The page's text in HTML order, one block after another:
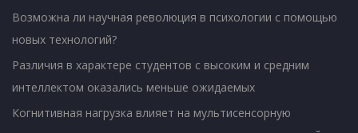
Возможна ли научная революция в психологии с помощью
новых технологий?
Различия в характере студентов с высоким и средним
интеллектом оказались меньше ожидаемых
Когнитивная нагрузка влияет на мультисенсорную